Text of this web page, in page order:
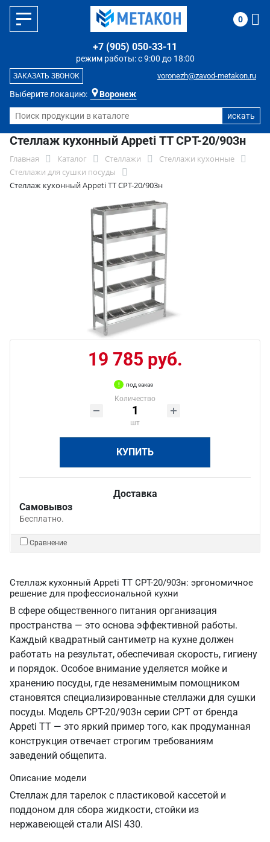
Выберите локацию: Воронеж
режим работы: с 9:00 до 18:00
+7 (905) 050-33-11
voronezh@zavod-metakon.ru
ЗАКАЗАТЬ ЗВОНОК
0
Стеллаж кухонный Appeti ТТ СРТ-20/903н
Главная Каталог Стеллажи
Стеллажи кухонные
Стеллажи для сушки посуды
Стеллаж кухонный Appeti ТТ СРТ-20/903н
19 785 руб.
под заказ
Количество
шт
КУПИТЬ
Доставка
Самовывоз
Бесплатно.
Сравнение
Стеллаж кухонный Appeti ТТ СРТ-20/903н: эргономичное
решение для профессиональной кухни
В сфере общественного питания организация
пространства — это основа эффективной работы.
Каждый квадратный сантиметр на кухне должен
работать на результат, обеспечивая скорость, гигиену
и порядок. Особое внимание уделяется мойке и
хранению посуды, где незаменимым помощником
становятся специализированные стеллажи для сушки
посуды. Модель СРТ-20/903н серии СРТ от бренда
Appeti ТТ — это яркий пример того, как продуманная
конструкция отвечает строгим требованиям
заведений общепита.
Описание модели
Стеллаж для тарелок с пластиковой кассетой и
поддоном для сбора жидкости, стойки из
нержавеющей стали AISI 430.